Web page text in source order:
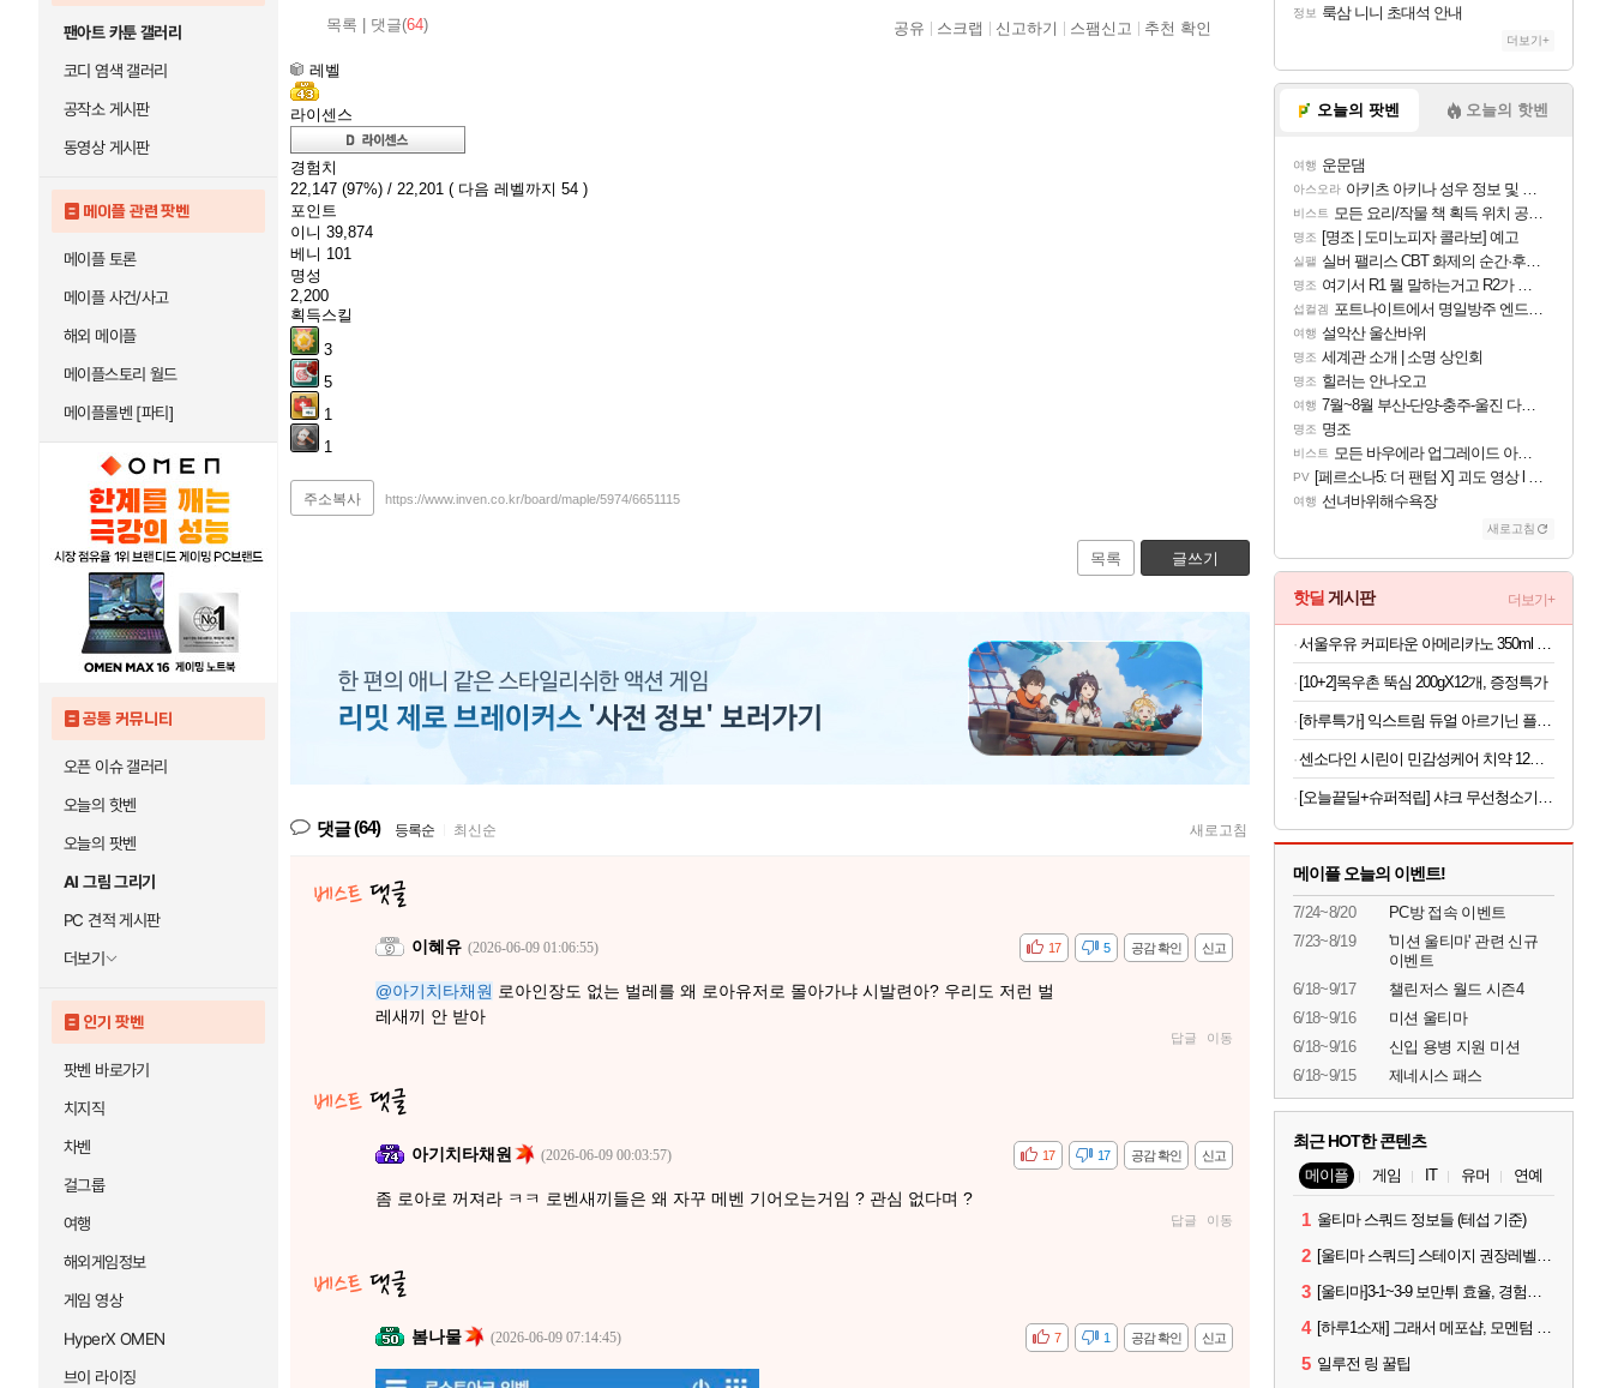
팬아트 카툰 갤러리
코디 염색 갤러리
공작소 게시판
동영상 게시판
메이플 관련 팟벤
메이플 토론
메이플 사건/사고
해외 메이플
메이플스토리 월드
메이플롤벤 [파티]
공통 커뮤니티
오픈 이슈 갤러리
오늘의 핫벤
오늘의 팟벤
AI 그림 그리기
PC 견적 게시판
더보기
인기 팟벤
팟벤 바로가기
치지직
차벤
걸그룹
여행
해외게임정보
게임 영상
HyperX OMEN
브이 라이징
목록 | 댓글(64) 공유 스크랩 신고하기 스팸신고 추천 확인
레벨
라이센스
경험치
22,147 (97%) / 22,201 ( 다음 레벨까지 54 )
포인트
이니 39,874
베니 101
명성
2,200
획득스킬
3
5
1
1
주소복사 https://www.inven.co.kr/board/maple/5974/6651115
목록 글쓰기
댓글(64) 등록순 최신순 새로고침
이혜유 (2026-06-09 01:06:55) 신고
공감 확인
비공감 5
17
@아기치타채원 로아인장도 없는 벌레를 왜 로아유저로 몰아가냐 시발련아? 우리도 저런 벌
레새끼 안 받아
답글 이동
아기치타채원 (2026-06-09 00:03:57) 신고
공감 확인
비공감 17
17
좀 로아로 꺼져라 ㅋㅋ 로벤새끼들은 왜 자꾸 메벤 기어오는거임 ? 관심 없다며 ?
답글 이동
봄나물 (2026-06-09 07:14:45) 신고
공감 확인
비공감 1
7
정보 룩삼 니니 초대석 안내
더보기+
오늘의 팟벤 오늘의 핫벤
여행 운문댐
아스오라 아키츠 아키나 성우 정보 및 주요 필모
비스트 모든 요리/작물 책 획득 위치 공략 (36개) - 미식가 도전과제
명조 [명조 | 도미노피자 콜라보] 예고
실팰 실버 팰리스 CBT 화제의 순간·후기 모음
명조 여기서 R1 뭘 말하는거고 R2가 뭘말하는걸까요?
섭컬겜 포트나이트에서 명일방주 엔드필드 [펠리카] 판매 예정
여행 설악산 울산바위
명조 세계관 소개 | 소명 상인회
명조 힐러는 안나오고
여행 7월~8월 부산-단양-충주-울진 다녀왔어요~
명조 명조
비스트 모든 바우에라 업그레이드 아이템 획득 위치 공략 (89개)
PV [페르소나5: 더 팬텀 X] 괴도 영상 l 타카마키 안·댄싱 스타
여행 선녀바위해수욕장
새로고침
핫딜 게시판 더보기+
[10+2]목우촌 뚝심 200gX12개, 증정특가
센소다인 시린이 민감성케어 치약 12종 택1 +증정
[오늘끝딜+슈퍼적립] 샤크 무선청소기 에보파워시스템 NEO+ 초경량 자동먼지비움 화이트 LC351KRWH/LC350KRWH
메이플 오늘의 이벤트!
7/24~8/20
PC방 접속 이벤트
7/23~8/19
'미션 울티마' 관련 신규
이벤트
6/18~9/17
챌린저스 월드 시즌4
6/18~9/16
미션 울티마
6/18~9/16
신입 용병 지원 미션
6/18~9/15
제네시스 패스
최근 HOT한 콘텐츠
메이플 게임 IT 유머 연예
1 울티마 스쿼드 정보들 (테섭 기준)
2 [울티마 스쿼드] 스테이지 권장레벨, 잠재옵션표, 스킬퍼뎀, 장비 리스트 및 능력치 공유
3 [울티마]3-1~3-9 보만튀 효율, 경험치 공략 및 소소한 컨트롤 팁
4 [하루1소재] 그래서 메포샵, 모멘텀 효율 얼마나 좋음?
5 일루전 링 꿀팁